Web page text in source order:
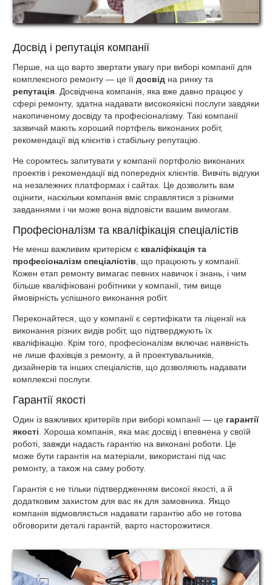
Досвід і репутація компанії
Перше, на що варто звертати увагу при виборі компанії для
комплексного ремонту — це її досвід на ринку та
репутація . Досвідчена компанія, яка вже давно працює у
сфері ремонту, здатна надавати високоякісні послуги завдяки
накопиченому досвіду та професіоналізму. Такі компанії
зазвичай мають хороший портфель виконаних робіт,
рекомендації від клієнтів і стабільну репутацію.
Не соромтесь запитувати у компанії портфоліо виконаних
проектів і рекомендації від попередніх клієнтів. Вивчіть відгуки
на незалежних платформах і сайтах. Це дозволить вам
оцінити, наскільки компанія вміє справлятися з різними
завданнями і чи може вона відповісти вашим вимогам.
Професіоналізм та кваліфікація спеціалістів
Не менш важливим критерієм є кваліфікація та
професіоналізм спеціалістів, що працюють у компанії.
Кожен етап ремонту вимагає певних навичок і знань, і чим
більше кваліфіковані робітники у компанії, тим вище
ймовірність успішного виконання робіт.
Переконайтеся, що у компанії є сертифікати та ліцензії на
виконання різних видів робіт, що підтверджують їх
кваліфікацію. Крім того, професіоналізм включає наявність
не лише фахівців з ремонту, а й проектувальників,
дизайнерів та інших спеціалістів, що дозволяють надавати
комплексні послуги.
Гарантії якості
Один із важливих критеріїв при виборі компанії — це гарантії
якості. Хороша компанія, яка має досвід і впевнена у своїй
роботі, завжди надасть гарантію на виконані роботи. Це
може бути гарантія на матеріали, використані під час
ремонту, а також на саму роботу.
Гарантія є не тільки підтвердженням високої якості, а й
додатковим захистом для вас як для замовника. Якщо
компанія відмовляється надавати гарантію або не готова
обговорити деталі гарантій, варто насторожитися.